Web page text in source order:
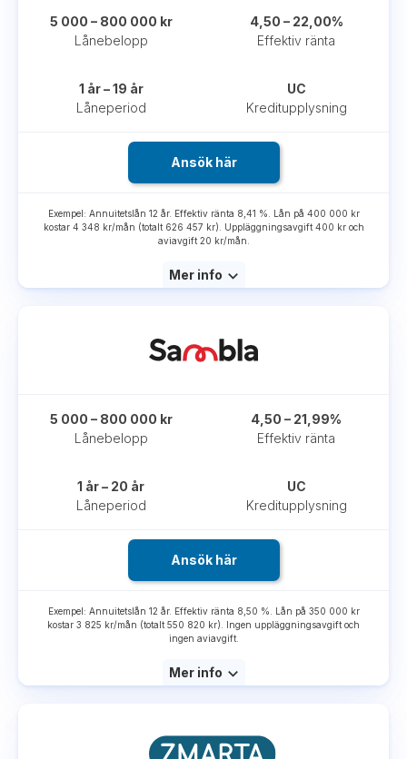
Lånebelopp
5 000 – 800 000 kr
Effektiv ränta
4,50 – 22,00%
Låneperiod
1 år – 19 år
Kreditupplysning
UC
Ansök här
Exempel: Annuitetslån 12 år. Effektiv ränta 8,41 %. Lån på 400 000 kr
kostar 4 348 kr/mån (totalt 626 457 kr). Uppläggningsavgift 400 kr och
aviavgift 20 kr/mån.
Mer info
Lånebelopp
5 000 – 800 000 kr
Effektiv ränta
4,50 – 21,99%
Låneperiod
1 år – 20 år
Kreditupplysning
UC
Ansök här
Exempel: Annuitetslån 12 år. Effektiv ränta 8,50 %. Lån på 350 000 kr
kostar 3 825 kr/mån (totalt 550 820 kr). Ingen uppläggningsavgift och
ingen aviavgift.
Mer info